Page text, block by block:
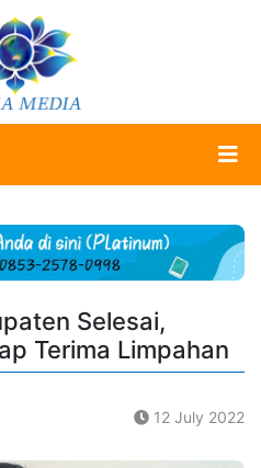
Selesai,
Terima Limpahan
12 July 2022